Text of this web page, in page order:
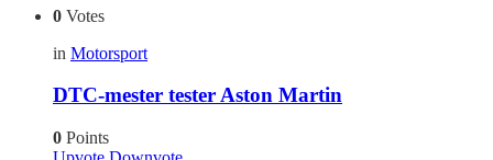
0 Votes
in Motorsport
DTC-mester tester Aston Martin
0 Points